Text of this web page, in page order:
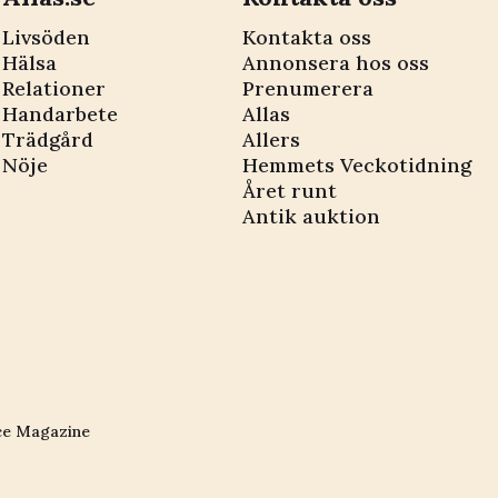
Livsöden
Hälsa
Relationer
Handarbete
Trädgård
Nöje
Kontakta oss
Annonsera hos oss
Prenumerera
Allas
Allers
Hemmets Veckotidning
Året runt
Antik auktion
Magazine